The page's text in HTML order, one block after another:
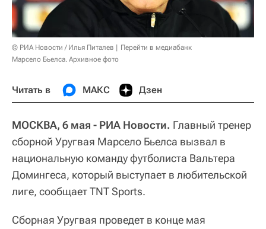
© РИА Новости / Илья Питалев
Перейти в медиабанк
Марсело Бьелса. Архивное фото
Читать в МАКС Дзен
МОСКВА, 6 мая - РИА Новости. Главный тренер
сборной Уругвая Марсело Бьелса вызвал в
национальную команду футболиста Вальтера
Домингеса, который выступает в любительской
лиге, сообщает TNT Sports.
Сборная Уругвая проведет в конце мая